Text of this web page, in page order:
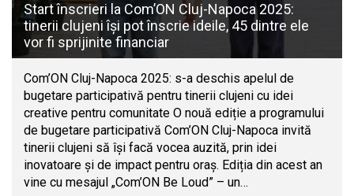
Start înscrieri la Com’ON Cluj-Napoca 2025:
tinerii clujeni își pot înscrie ideile, 45 dintre ele
vor fi sprijinite financiar
Com’ON Cluj-Napoca 2025: s-a deschis apelul de
bugetare participativă pentru tinerii clujeni cu idei
creative pentru comunitate O nouă ediție a programului
de bugetare participativă Com’ON Cluj-Napoca invită
tinerii clujeni să își facă vocea auzită, prin idei
inovatoare și de impact pentru oraș. Ediția din acest an
vine cu mesajul „Com’ON Be Loud” – un…